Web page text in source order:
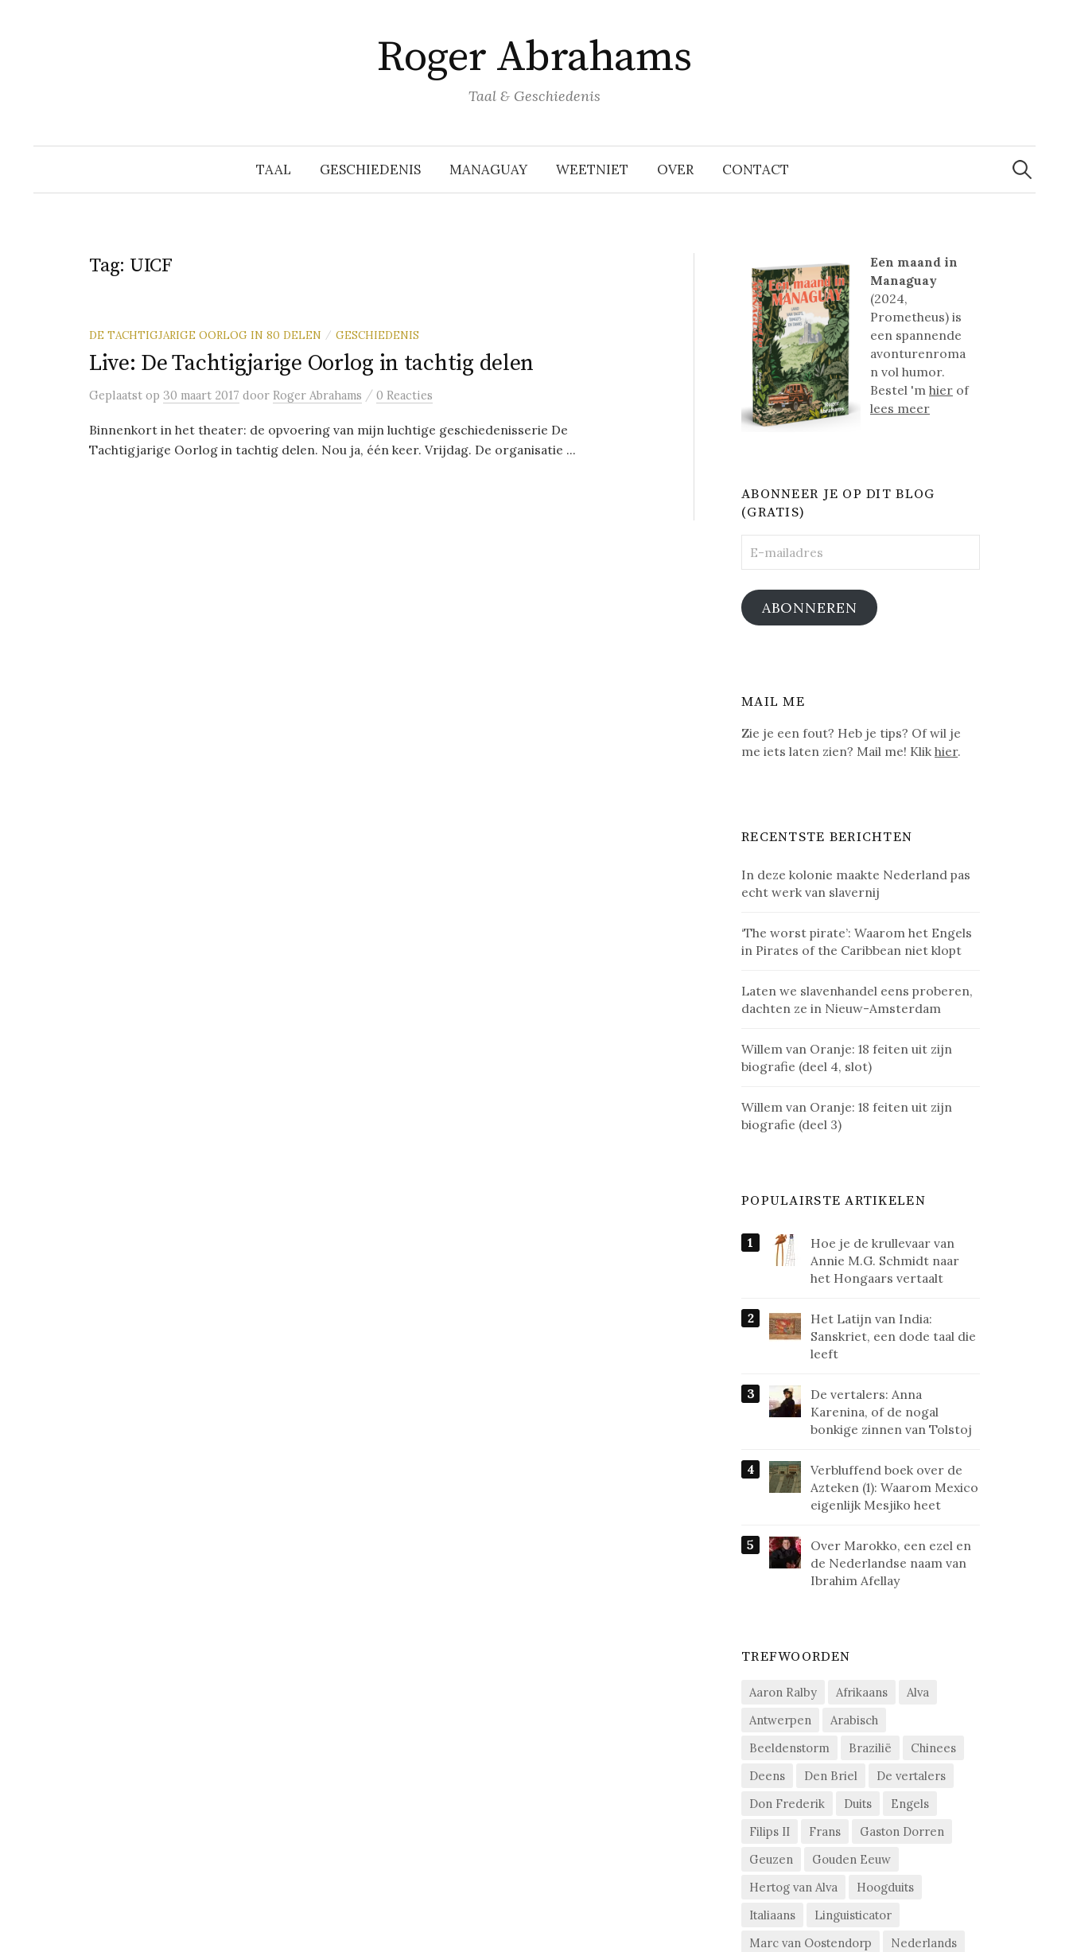
Roger Abrahams
Taal & Geschiedenis
TAAL GESCHIEDENIS MANAGUAY WEETNIET OVER CONTACT
Zoeken
naar:
Tag: UICF
DE TACHTIGJARIGE OORLOG IN 80 DELEN / GESCHIEDENIS
Live: De Tachtigjarige Oorlog in tachtig delen
Geplaatst op 30 maart 2017 door Roger Abrahams / 0 Reacties
Binnenkort in het theater: de opvoering van mijn luchtige geschiedenisserie De
Tachtigjarige Oorlog in tachtig delen. Nou ja, één keer. Vrijdag. De organisatie ...
Een maand in
Managuay
(2024,
Prometheus) is
een spannende
avonturenroma
n vol humor.
Bestel 'mhier of
lees meer
ABONNEER JE OP DIT BLOG
(GRATIS)
mailadres
ABONNEREN
MAIL ME
Zie je een fout? Heb je tips? Of wil je
me iets laten zien? Mail me! Klikhier.
RECENTSTE BERICHTEN
In deze kolonie maakte Nederland pas
echt werk van slavernij
‘The worst pirate’: Waarom het Engels
in Pirates of the Caribbean niet klopt
Laten we slavenhandel eens proberen,
dachten ze in Nieuw-Amsterdam
Willem van Oranje: 18 feiten uit zijn
biografie (deel 4, slot)
Willem van Oranje: 18 feiten uit zijn
biografie (deel 3)
POPULAIRSTE ARTIKELEN
Hoe je de krullevaar van
Annie M.G. Schmidt naar
het Hongaars vertaalt
Het Latijn van India:
Sanskriet, een dode taal die
leeft
De vertalers: Anna
Karenina, of de nogal
bonkige zinnen van Tolstoj
Verbluffend boek over de
Azteken (1): Waarom Mexico
eigenlijk Mesjiko heet
Over Marokko, een ezel en
de Nederlandse naam van
Ibrahim Afellay
TREFWOORDEN
Aaron Ralby Afrikaans
Alva
Antwerpen
Arabisch
Beeldenstorm
Brazilië
Chinees
Deens
Den Briel
De vertalers
Don Frederik
Duits
Engels
Filips II
Frans
Gaston Dorren
Geuzen
Gouden Eeuw
Hertog van Alva
Hoogduits
Italiaans
Linguisticator
Marc van Oostendorp
Nederlands